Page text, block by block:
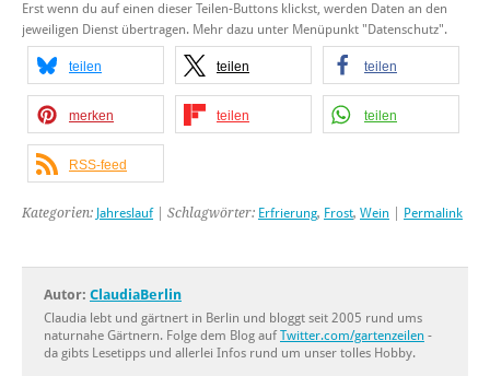
Erst wenn du auf einen dieser Teilen-Buttons klickst, werden Daten an den
jeweiligen Dienst übertragen. Mehr dazu unter Menüpunkt "Datenschutz".
teilen teilen teilen
merken teilen teilen
RSS-feed
Kategorien: Jahreslauf| Schlagwörter: Erfrierung, Frost, Wein Permalink
Autor: ClaudiaBerlin
Claudia lebt und gärtnert in Berlin und bloggt seit 2005 rund ums
naturnahe Gärtnern. Folge dem Blog aufTwitter.com/gartenzeilen -
da gibts Lesetipps und allerlei Infos rund um unser tolles Hobby.